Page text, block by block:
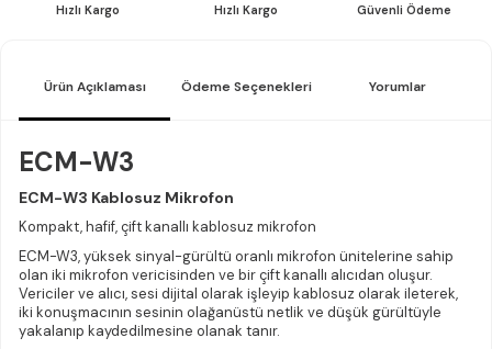
Hızlı Kargo Hızlı Kargo Güvenli Ödeme
Ürün Açıklaması Ödeme Seçenekleri Yorumlar
ECM-W3
ECM-W3 Kablosuz Mikrofon
Kompakt, hafif, çift kanallı kablosuz mikrofon
ECM-W3, yüksek sinyal-gürültü oranlı mikrofon ünitelerine sahip
olan iki mikrofon vericisinden ve bir çift kanallı alıcıdan oluşur.
Vericiler ve alıcı, sesi dijital olarak işleyip kablosuz olarak ileterek,
iki konuşmacının sesinin olağanüstü netlik ve düşük gürültüyle
yakalanıp kaydedilmesine olanak tanır.